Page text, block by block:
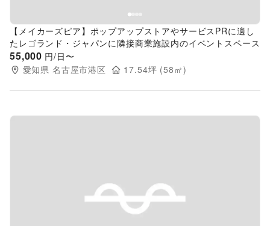
【メイカーズピア】ポップアップストアやサービスPRに適し
たレゴランド・ジャパンに隣接商業施設内のイベントスペース
55,000 円/日〜
愛知県 名古屋市港区 17.54坪 (58 ㎡)
Previous slide